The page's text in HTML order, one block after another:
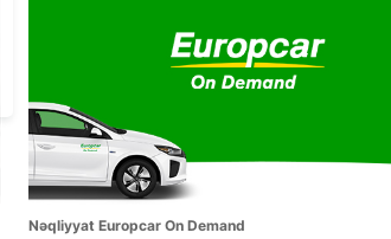
LISBON DOWNTOWN CASTILHO
LISBOA - PORTUGAL
Nəqliyyat Europcar On Demand